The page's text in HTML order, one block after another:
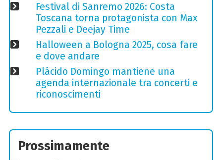
Festival di Sanremo 2026: Costa
Toscana torna protagonista con Max
Pezzali e Deejay Time
Halloween a Bologna 2025, cosa fare
e dove andare
Plácido Domingo mantiene una
agenda internazionale tra concerti e
riconoscimenti
Prossimamente